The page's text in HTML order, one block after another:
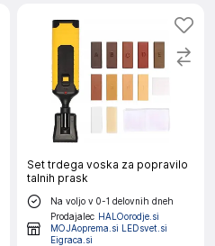
Set trdega voska za popravilo
talnih prask
Na voljo v 0-1 delovnih dneh
Prodajalec HALOorodje.si
MOJAoprema.si LEDsvet.si
Eigraca.si